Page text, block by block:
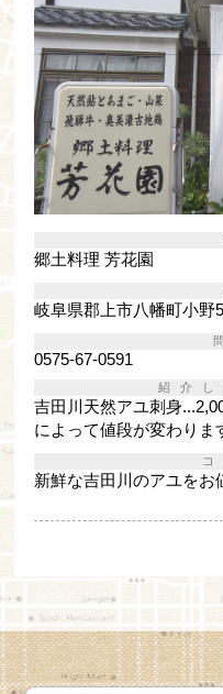
郷土料理 芳花園
岐阜県郡上市八幡町小野
0575-67-0591
紹介
吉田川天然アユ刺身
によって値段が変わりま
新鮮な吉田川のアユをお